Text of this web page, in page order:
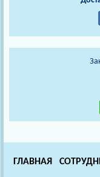
ГЛАВНАЯ